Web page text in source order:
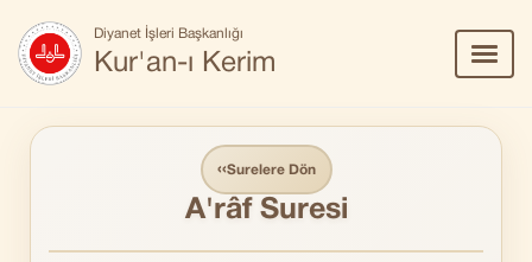
Diyanet İşleri Başkanlığı
Kur'an-ı Kerim
Aç/
‹‹Surelere Dön
A'râf Suresi